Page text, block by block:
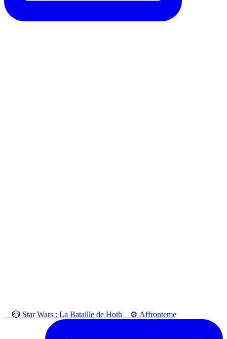
⠀ 🎲 Star Wars : La Bataille de Hoth⠀ ⚙️ Affronteme